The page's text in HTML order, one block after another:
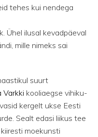
tehes kui nendega
Ühel ilusal kevadpäeval
mille nimeks sai
suurt
Varkki kooliaegse vihiku-
kergelt ukse Eesti
Sealt edasi liikus tee
moekunsti